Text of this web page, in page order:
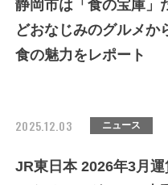
静岡市は「食の宝庫」
どおなじみのグルメか
食の魅力をレポート
2025.12.03 ニュース
JR東日本 2026年3月